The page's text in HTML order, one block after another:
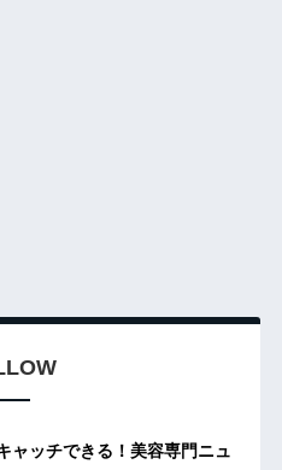
ャッチできる！美容専門ニュ